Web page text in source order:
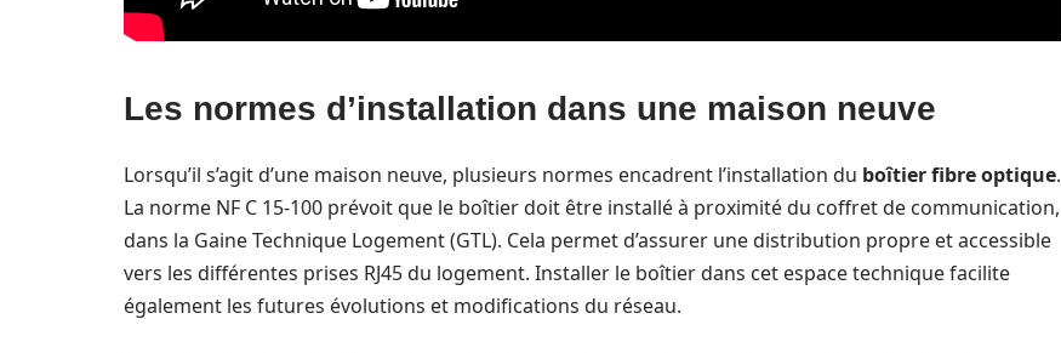
Les normes d’installation dans une maison neuve
Lorsqu’il s’agit d’une maison neuve, plusieurs normes encadrent l’installation du boîtier fibre optique.
La norme NF C 15-100 prévoit que le boîtier doit être installé à proximité du coffret de communication,
dans la Gaine Technique Logement (GTL). Cela permet d’assurer une distribution propre et accessible
vers les différentes prises RJ45 du logement. Installer le boîtier dans cet espace technique facilite
également les futures évolutions et modifications du réseau.